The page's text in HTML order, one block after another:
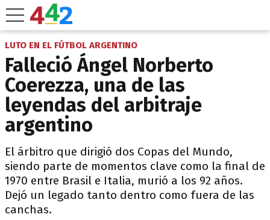
LUTO EN EL FÚTBOL ARGENTINO
Falleció Ángel Norberto
Coerezza, una de las
leyendas del arbitraje
argentino
El árbitro que dirigió dos Copas del Mundo,
siendo parte de momentos clave como la final de
1970 entre Brasil e Italia, murió a los 92 años.
Dejó un legado tanto dentro como fuera de las
canchas.